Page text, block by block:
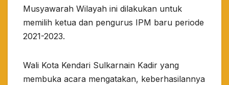
Musyawarah Wilayah ini dilakukan untuk
memilih ketua dan pengurus IPM baru periode
2021-2023.
Wali Kota Kendari Sulkarnain Kadir yang
membuka acara mengatakan, keberhasilannya